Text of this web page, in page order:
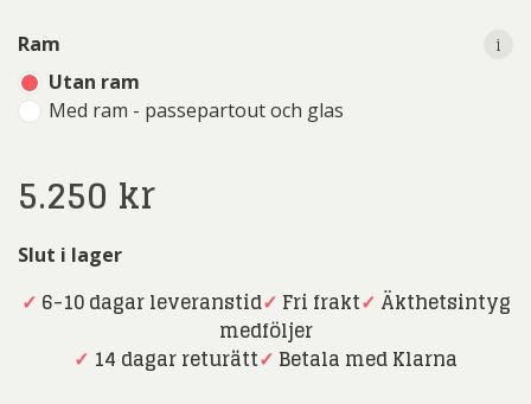
Ram
Utan ram
Med ram - passepartout och glas
i
5.250 kr
Slut i lager
✓ 6-10 dagar leveranstid✓ Fri frakt✓ Äkthetsintyg
medföljer
✓ 14 dagar returätt✓ Betala med Klarna